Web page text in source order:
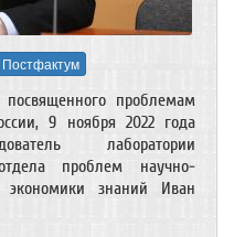
Постфактум
посвященного проблемам
9 ноября 2022 года
лаборатории
проблем научно-
экономики знаний Иван